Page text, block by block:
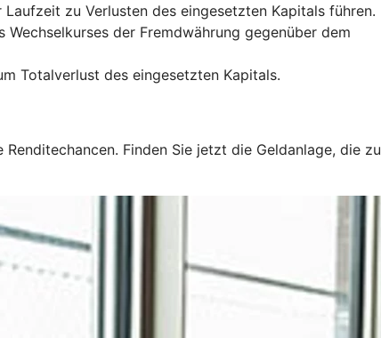
zu Verlusten des eingesetzten Kapitals führen.
der Fremdwährung gegenüber dem
Totalverlust des eingesetzten Kapitals.
Finden Sie jetzt die Geldanlage, die zu